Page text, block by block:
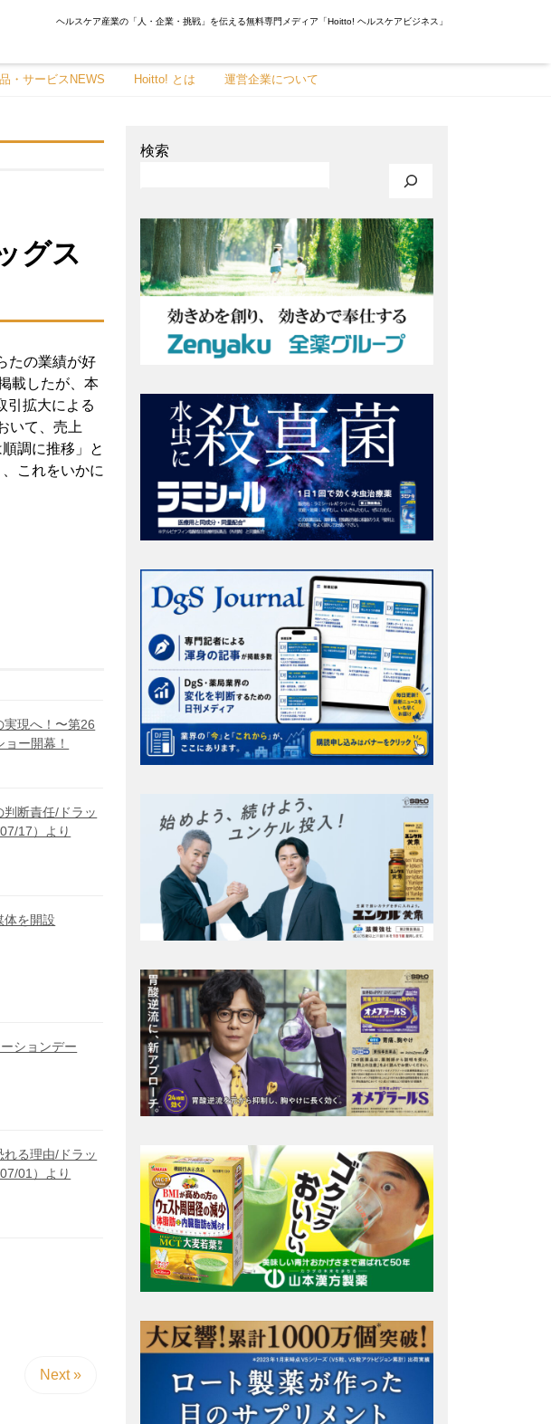
ヘルスケア産業の「人・企業・挑戦」を伝える無料専門メディア「Hoitto! ヘルスケアビジネス」
・サービスNEWS Hoitto! とは 運営企業について
グス
たの業績が好
載したが、本
引拡大による
いて、売上
調に推移」と
これをいかに
実現へ！〜第26
ー開幕！
断責任/ドラッ
17）より
体を開設
ションデー
る理由/ドラッ
01）より
Next »
検索